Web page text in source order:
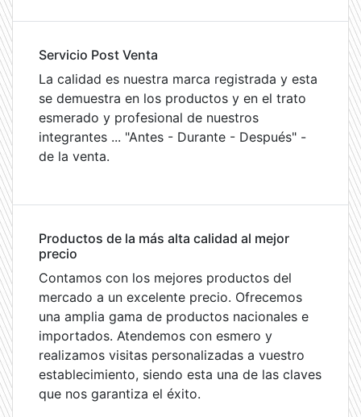
Servicio Post Venta
La calidad es nuestra marca registrada y esta
se demuestra en los productos y en el trato
esmerado y profesional de nuestros
integrantes ... "Antes - Durante - Después" -
de la venta.
Productos de la más alta calidad al mejor
precio
Contamos con los mejores productos del
mercado a un excelente precio. Ofrecemos
una amplia gama de productos nacionales e
importados. Atendemos con esmero y
realizamos visitas personalizadas a vuestro
establecimiento, siendo esta una de las claves
que nos garantiza el éxito.